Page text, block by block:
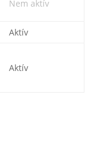
Nem aktív
Aktív
Aktív